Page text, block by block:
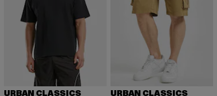
URBAN CLASSICS URBAN CLASSICS